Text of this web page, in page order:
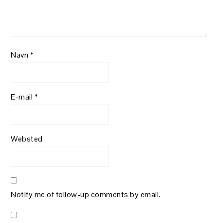
Navn *
E-mail*
Websted
Notify me of follow-up comments by email.